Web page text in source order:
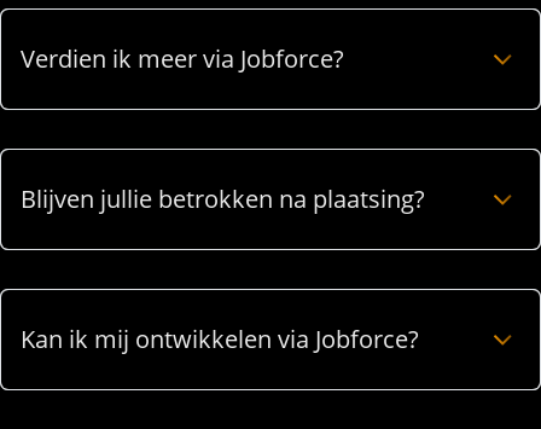
Verdien ik meer via Jobforce?
Blijven jullie betrokken na plaatsing?
Kan ik mij ontwikkelen via Jobforce?